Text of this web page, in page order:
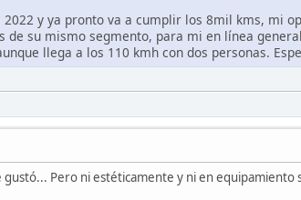
y ya pronto va a cumplir los 8mil kms, mi
su mismo segmento, para mi en línea
llega a los 110 kmh con dos personas.
Pero ni estéticamente y ni en equipamiento